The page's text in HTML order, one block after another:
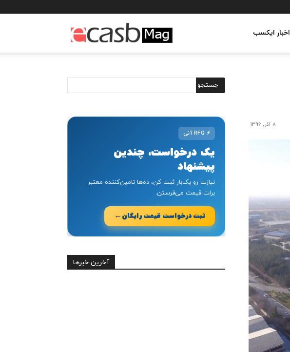
اخبار ایکسب
8 آذر, 1396
⚡
یک درخواست، چندین
پیشنهاد
نیازت رو یک‌بار ثبت کن، ده‌ها تامین‌کننده معتبر
برات قیمت می‌فرستن.
ثبت درخواست قیمت رایگان ←
آخرین خبرها